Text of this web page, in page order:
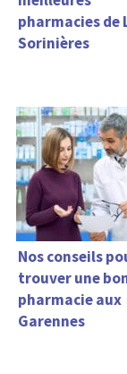
pharmacies de
Sorinières
Nos conseils
trouver une
pharmacie aux
Garennes